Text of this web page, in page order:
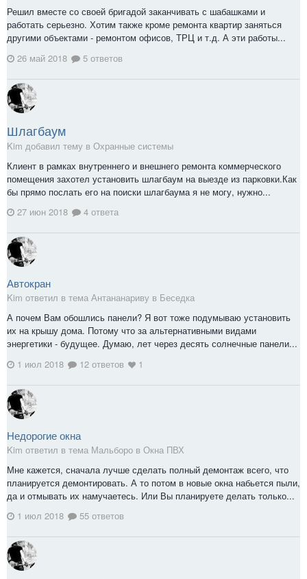
Решил вместе со своей бригадой заканчивать с шабашками и
работать серьезно. Хотим также кроме ремонта квартир заняться
другими объектами - ремонтом офисов, ТРЦ и т.д. А эти работы...
26 май 2018
5 ответов
Шлагбаум
Kim добавил тему в Охранные системы
Клиент в рамках внутреннего и внешнего ремонта коммерческого
помещения захотел установить шлагбаум на выезде из парковки.Как
бы прямо послать его на поиски шлагбаума я не могу, нужно...
27 июн 2018
4 ответа
Автокран
Kim ответил в тема Антананариву в Беседка
А почем Вам обошлись панели? Я вот тоже подумываю установить
их на крышу дома. Потому что за альтернативными видами
энергетики - будущее. Думаю, лет через десять солнечные панели...
1 июл 2018
12 ответов 1
Недорогие окна
Kim ответил в тема Мальборо в Окна ПВХ
Мне кажется, сначала лучше сделать полный демонтаж всего, что
планируется демонтировать. А то потом в новые окна набьется пыли,
да и отмывать их намучаетесь. Или Вы планируете делать только...
1 июл 2018
55 ответов